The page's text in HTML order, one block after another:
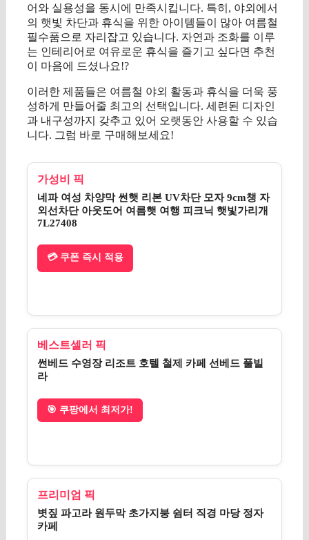
어와 실용성을 동시에 만족시킵니다. 특히, 야외에서
의 햇빛 차단과 휴식을 위한 아이템들이 많아 여름철
필수품으로 자리잡고 있습니다. 자연과 조화를 이루
는 인테리어로 여유로운 휴식을 즐기고 싶다면 추천
이 마음에 드셨나요!?
이러한 제품들은 여름철 야외 활동과 휴식을 더욱 풍
성하게 만들어줄 최고의 선택입니다. 세련된 디자인
과 내구성까지 갖추고 있어 오랫동안 사용할 수 있습
니다. 그럼 바로 구매해보세요!
가성비 픽
네파 여성 차양막 썬햇 리본 UV차단 모자 9cm챙 자
외선차단 아웃도어 여름햇 여행 피크닉 햇빛가리개
7L27408
💳 쿠폰 즉시 적용
베스트셀러 픽
썬베드 수영장 리조트 호텔 철제 카페 선베드 풀빌
라
🎯 쿠팡에서 최저가!
프리미엄 픽
볏짚 파고라 원두막 초가지붕 쉼터 직경 마당 정자
카페